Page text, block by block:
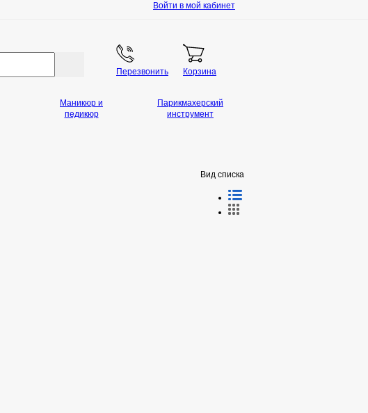
Войти в мой кабинет
Перезвонить Корзина
Вид списка
Маникюр и
педикюр
Парикмахерский
инструмент